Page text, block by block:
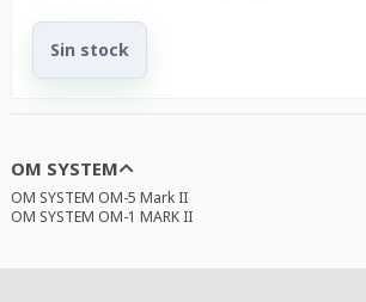
Sin stock
OM SYSTEM
OM SYSTEM OM-5 Mark II
OM SYSTEM OM-1 MARK II